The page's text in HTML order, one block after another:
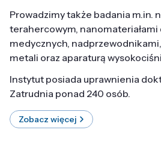
Prowadzimy także badania m.in.
terahercowym, nanomateriałami
medycznych,
metali oraz aparaturą
Instytut posiada uprawnienia
Zatrudnia ponad 240 osób.
Zobacz więcej